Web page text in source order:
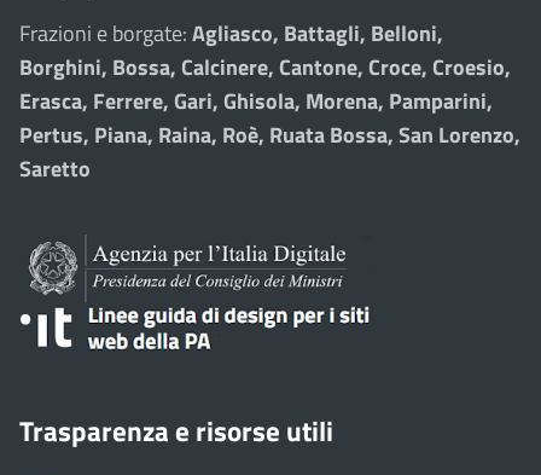
Frazioni e borgate:Agliasco, Battagli, Belloni,
Borghini, Bossa, Calcinere, Cantone, Croce, Croesio,
Erasca, Ferrere, Gari, Ghisola, Morena, Pamparini,
Pertus, Piana, Raina, Roè, Ruata Bossa, San Lorenzo,
Saretto
Trasparenza e risorse utili